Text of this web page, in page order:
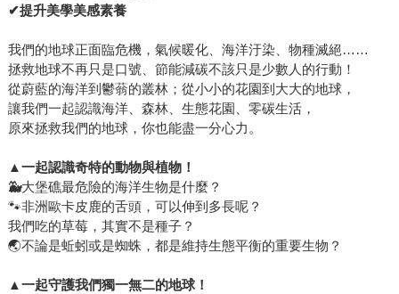
✔提升美學美感素養
我們的地球正面臨危機，氣候暖化、海洋汙染、物種滅絕……
拯救地球不再只是口號、節能減碳不該只是少數人的行動！
從蔚藍的海洋到鬱蓊的叢林；從小小的花園到大大的地球，
讓我們一起認識海洋、森林、生態花園、零碳生活，
原來拯救我們的地球，你也能盡一分心力。
▲ 一起認識奇特的動物與植物！
🐳大堡礁最危險的海洋生物是什麼？
🐾非洲歐卡皮鹿的舌頭，可以伸到多長呢？
我們吃的草莓，其實不是種子？
🌏不論是蚯蚓或是蜘蛛，都是維持生態平衡的重要生物？
▲ 一起守護我們獨一無二的地球！